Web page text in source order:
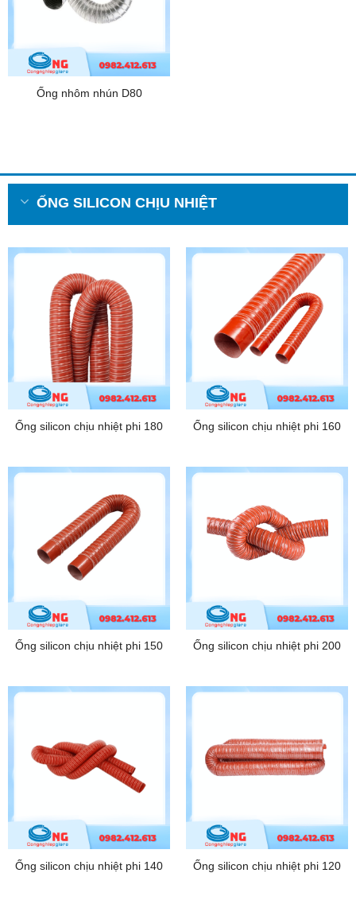
Ống nhôm nhún D80
ỐNG SILICON CHỊU NHIỆT
Ống silicon chịu nhiệt phi 180 Ống silicon chịu nhiệt phi 160
Ống silicon chịu nhiệt phi 150 Ống silicon chịu nhiệt phi 200
Ống silicon chịu nhiệt phi 140 Ống silicon chịu nhiệt phi 120